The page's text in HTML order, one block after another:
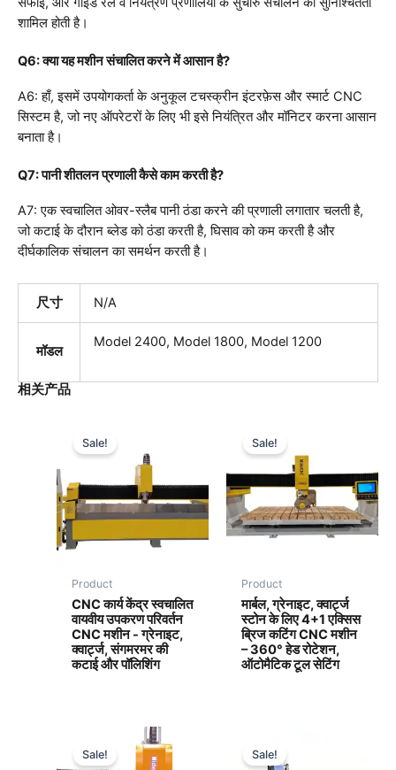
शामिल होती है।
Q6: क्या यह मशीन संचालित करने में आसान है?
A6: हाँ, इसमें उपयोगकर्ता के अनुकूल टचस्क्रीन इंटरफ़ेस और स्मार्ट CNC
सिस्टम है, जो नए ऑपरेटरों के लिए भी इसे नियंत्रित और मॉनिटर करना आसान
बनाता है।
Q7: पानी शीतलन प्रणाली कैसे काम करती है?
A7: एक स्वचालित ओवर-स्लैब पानी ठंडा करने की प्रणाली लगातार चलती है,
जो कटाई के दौरान ब्लेड को ठंडा करती है, घिसाव को कम करती है और
दीर्घकालिक संचालन का समर्थन करती है।
尺寸 N/A
मॉडल
Model 2400, Model 1800, Model 1200
相关产品
Sale!
Product
CNC कार्य केंद्र स्वचालित
वायवीय उपकरण परिवर्तन
CNC मशीन - ग्रेनाइट,
क्वार्ट्ज, संगमरमर की
कटाई और पॉलिशिंग
Sale!
Product
मार्बल, ग्रेनाइट, क्वार्ट्ज
स्टोन के लिए 4+1 एक्सिस
ब्रिज कटिंग CNC मशीन
– 360° हेड रोटेशन,
ऑटोमैटिक टूल सेटिंग
Sale! Sale!